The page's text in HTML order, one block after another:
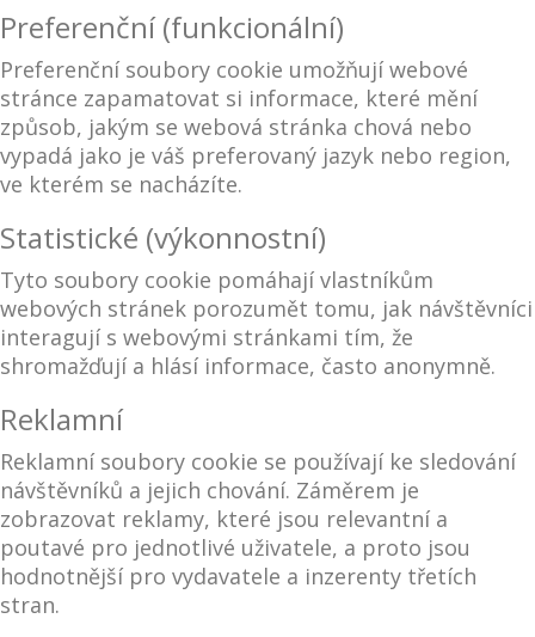
Preferenční (funkcionální)
Preferenční soubory cookie umožňují webové
stránce zapamatovat si informace, které mění
způsob, jakým se webová stránka chová nebo
vypadá jako je váš preferovaný jazyk nebo region,
ve kterém se nacházíte.
Statistické (výkonnostní)
Tyto soubory cookie pomáhají vlastníkům
webových stránek porozumět tomu, jak návštěvníci
interagují s webovými stránkami tím, že
shromažďují a hlásí informace, často anonymně.
Reklamní
Reklamní soubory cookie se používají ke sledování
návštěvníků a jejich chování. Záměrem je
zobrazovat reklamy, které jsou relevantní a
poutavé pro jednotlivé uživatele, a proto jsou
hodnotnější pro vydavatele a inzerenty třetích
stran.